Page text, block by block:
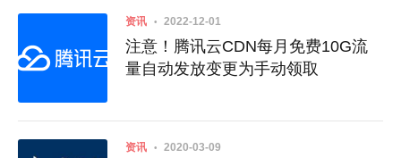
资讯 2022-12-01
注意！腾讯云CDN每月免费10G流
量自动发放变更为手动领取
资讯 2020-03-09